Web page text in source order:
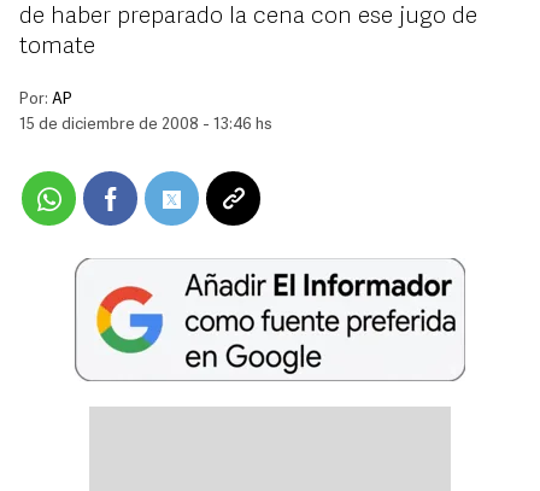
de haber preparado la cena con ese jugo de
tomate
Por: AP
15 de diciembre de 2008 - 13:46 hs